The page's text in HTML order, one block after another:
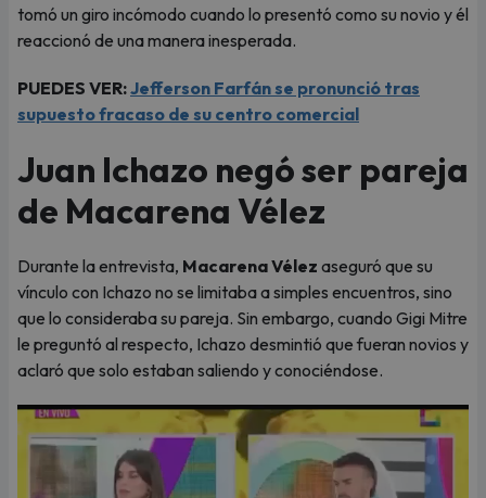
tomó un giro incómodo cuando lo presentó como su novio y él
reaccionó de una manera inesperada.
PUEDES VER:Jefferson Farfán se pronunció tras
supuesto fracaso de su centro comercial
Juan Ichazo negó ser pareja
de Macarena Vélez
Durante la entrevista, Macarena Vélez aseguró que su
vínculo con Ichazo no se limitaba a simples encuentros, sino
que lo consideraba su pareja. Sin embargo, cuando Gigi Mitre
le preguntó al respecto, Ichazo desmintió que fueran novios y
aclaró que solo estaban saliendo y conociéndose.